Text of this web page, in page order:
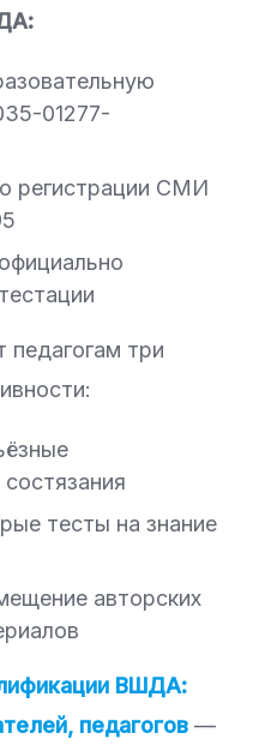
01277-
регистрации СМИ
педагогам три
тесты на знание
авторских
ВШДА:
педагогов —